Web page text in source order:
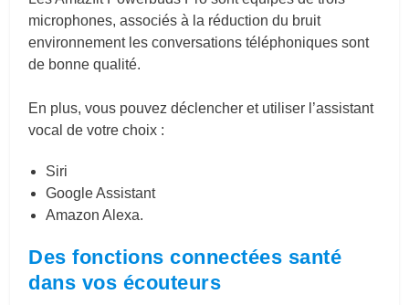
microphones, associés à la réduction du bruit
environnement les conversations téléphoniques sont
de bonne qualité.
En plus, vous pouvez déclencher et utiliser l’assistant
vocal de votre choix :
Siri
Google Assistant
Amazon Alexa.
Des fonctions connectées santé
dans vos écouteurs